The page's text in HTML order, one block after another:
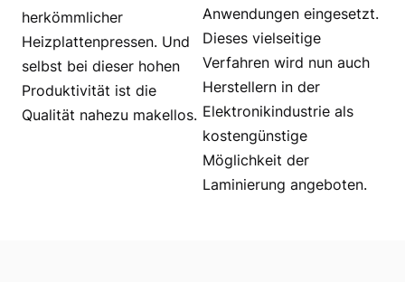
herkömmlicher
Heizplattenpressen. Und
selbst bei dieser hohen
Produktivität ist die
Qualität nahezu makellos.
Anwendungen eingesetzt.
Dieses vielseitige
Verfahren wird nun auch
Herstellern in der
Elektronikindustrie als
kostengünstige
Möglichkeit der
Laminierung angeboten.